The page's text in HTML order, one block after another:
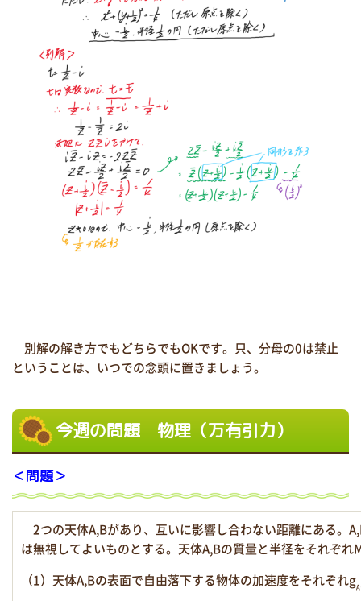
別解の解き方でもどちらでもOKです。只、分母の0は禁止
ということは、いつでの念頭に置きましょう。
今週の問題 物理（万有引力）
＜問題＞
2つの天体A,Bがあり、互いに影響し合わない距離にある。
は無視してよいものとする。天体A,Bの質量と半径をそれぞれ
（1）天体A,Bの表面で自由落下する物体の加速度をそれぞれgA